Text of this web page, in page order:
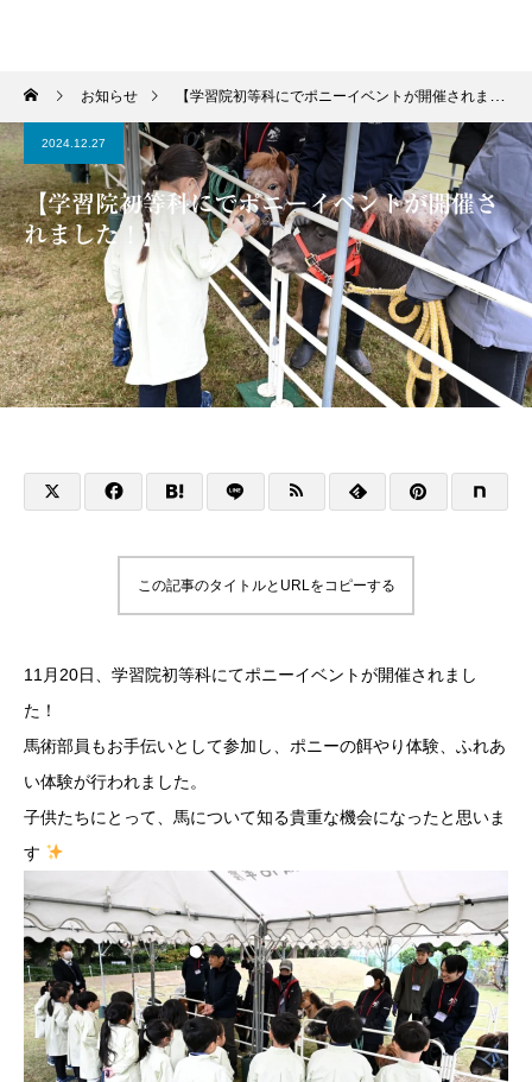
お知らせ 【学習院初等科にでポニーイベントが開催されました！】
2024.12.27
【学習院初等科にでポニーイベントが開催さ
れました！】
この記事のタイトルとURLをコピーする
11月20日、学習院初等科にてポニーイベントが開催されまし
た！
馬術部員もお手伝いとして参加し、ポニーの餌やり体験、ふれあ
い体験が行われました。
子供たちにとって、馬について知る貴重な機会になったと思いま
す